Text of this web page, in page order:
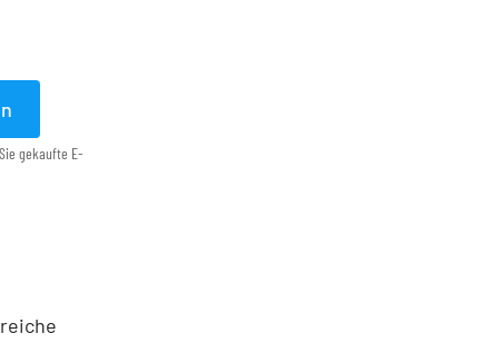
gekaufte E-